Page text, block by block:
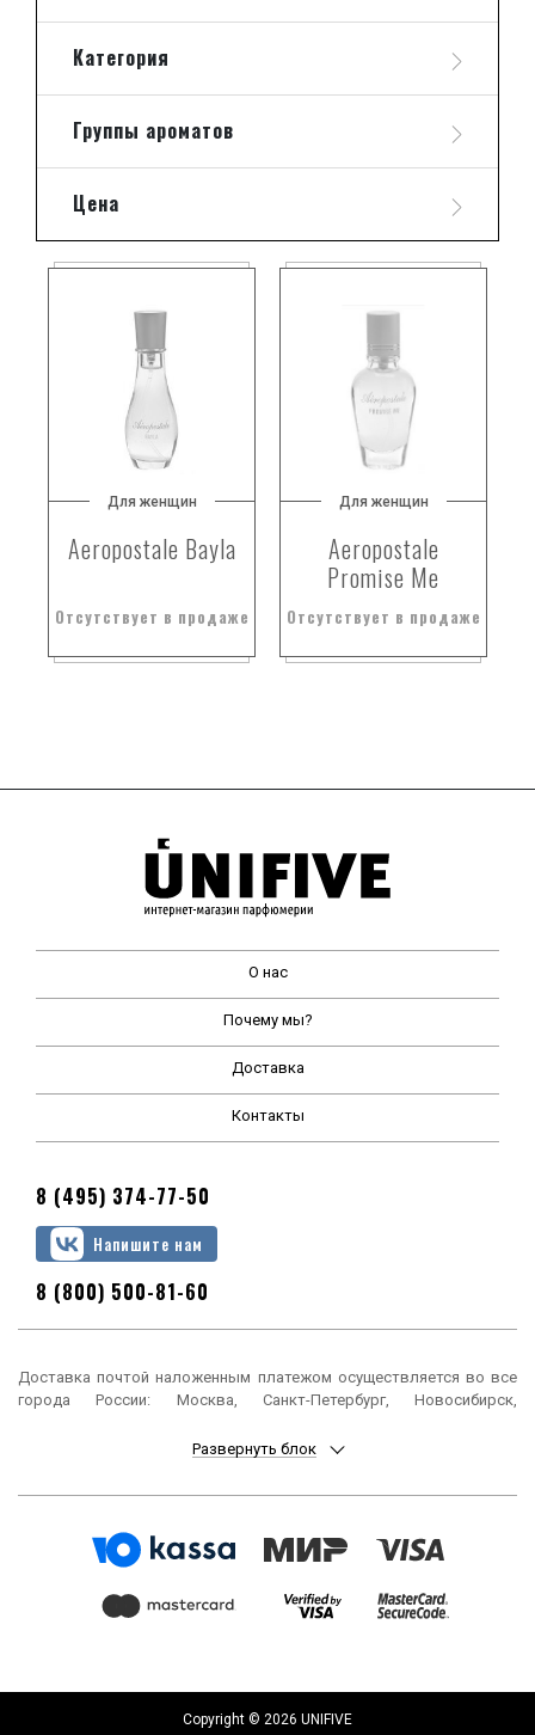
Категория
Группы ароматов
Цена
Для женщин
Aeropostale Bayla
Отсутствует в продаже
Для женщин
Aeropostale
Promise Me
Отсутствует в продаже
О нас
Почему мы?
Доставка
Контакты
8 (495) 374-77-50
Напишите нам
8 (800) 500-81-60
Доставка почтой наложенным платежом осуществляется во все
города России: Москва, Санкт-Петербург, Новосибирск,
Ростов-на-Дону, Уфа, Красноярск, Пермь, Воронеж, Волгоград,
Ульяновск, Иркутск, Хабаровск, Ярославль, Владивосток, Томск,
Челны, Пенза, Липецк, Киров, Чебоксары, Тула, Калининград,
Балашиха, Курск, Ставрополь, Улан-Удэ, Тверь, Магнитогорск,
Архангельск, Чита, Калуга, Симферополь, Смоленск, Волжский,
Комсомольск-на-Амуре, Химки, Сыктывкар, Нижнекамск, Шахты,
Дзержинск, Братск, Орск, Ангарск, Энгельс, Благовещенск, Старый
Развернуть блок
Copyright © 2026 UNIFIVE